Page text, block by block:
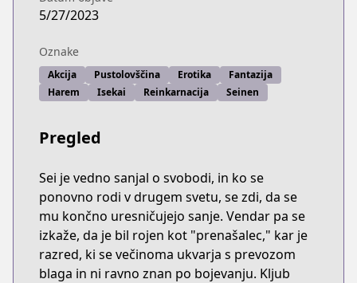
5/27/2023
Oznake
Akcija Pustolovščina Erotika
Fantazija
Harem
Isekai Reinkarnacija Seinen
Pregled
Sei je vedno sanjal o svobodi, in ko se
ponovno rodi v drugem svetu, se zdi, da se
mu končno uresničujejo sanje. Vendar pa se
izkaže, da je bil rojen kot "prenašalec," kar je
razred, ki se večinoma ukvarja s prevozom
blaga in ni ravno znan po bojevanju. Kljub